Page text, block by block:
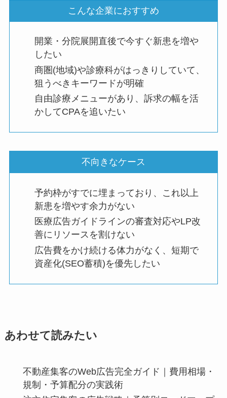
こんな企業におすすめ
開業・分院展開直後で今すぐ新患を増や
したい
商圏(地域)や診療科がはっきりしていて、
狙うべきキーワードが明確
自由診療メニューがあり、訴求の幅を活
かしてCPAを追いたい
不向きなケース
予約枠がすでに埋まっており、これ以上
新患を増やす余力がない
医療広告ガイドラインの審査対応やLP改
善にリソースを割けない
広告費をかけ続ける体力がなく、短期で
資産化(SEO蓄積)を優先したい
あわせて読みたい
不動産集客のWeb広告完全ガイド｜費用相場・
規制・予算配分の実践術